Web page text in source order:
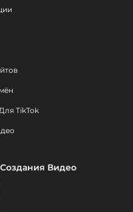
TikTok
Видео